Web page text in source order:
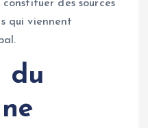
des sources
qui viennent
du